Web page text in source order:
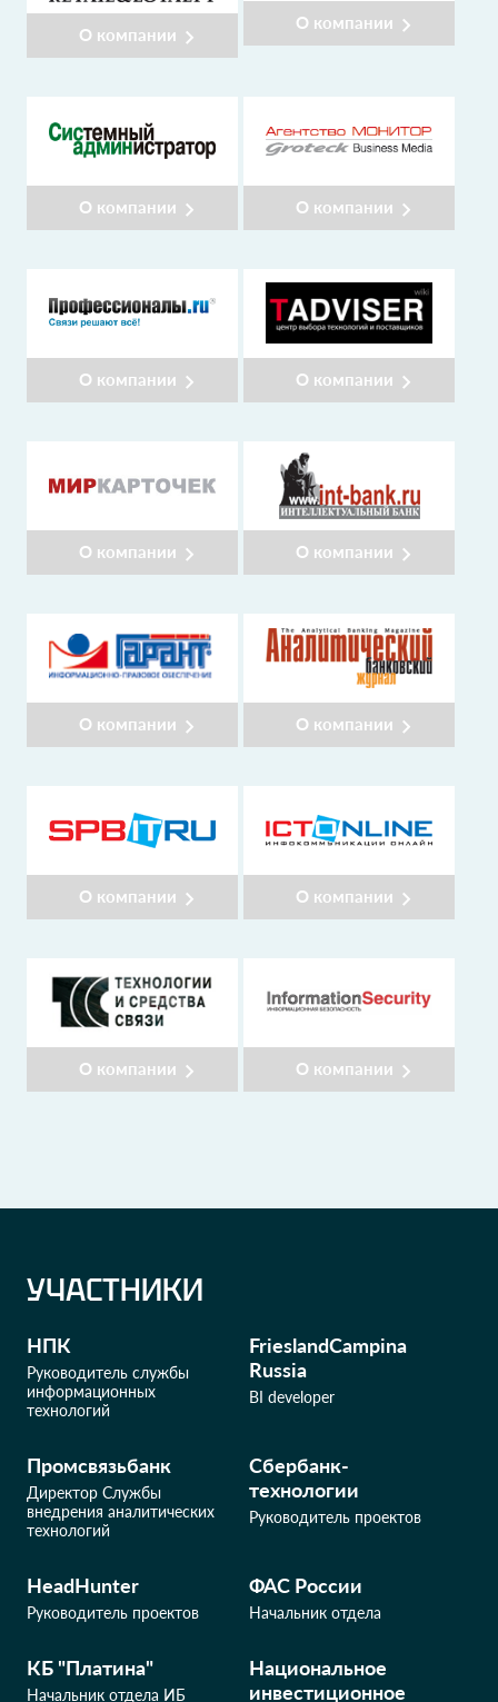
О компании
О компании
О компании О компании
О компании О компании
О компании О компании
О компании О компании
О компании О компании
О компании О компании
УЧАСТНИКИ
НПК
Руководитель службы
информационных
технологий
FrieslandCampina
Russia
BI developer
Промсвязьбанк
Директор Службы
внедрения аналитических
технологий
Сбербанк-
технологии
Руководитель проектов
HeadHunter
Руководитель проектов
ФАС России
Начальник отдела
КБ "Платина"
Начальник отдела ИБ
Национальное
инвестиционное